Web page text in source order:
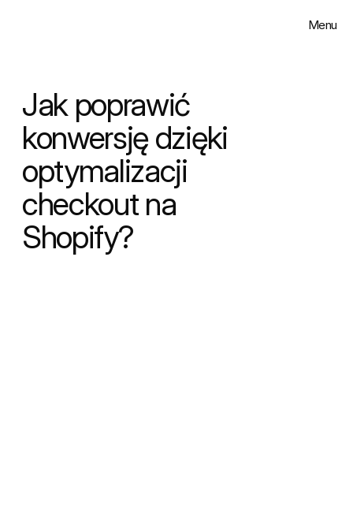
Menu
Realizacje
Insighty
O nas
Kontakt
Jak poprawić
konwersję dzięki
optymalizacji
checkout na
Shopify?